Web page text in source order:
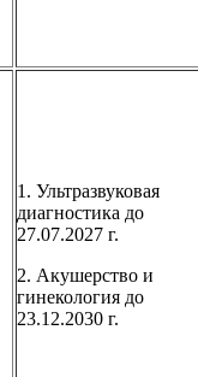
1. Ультразвуковая
диагностика до
27.07.2027 г.
2. Акушерство и
гинекология до
23.12.2030 г.